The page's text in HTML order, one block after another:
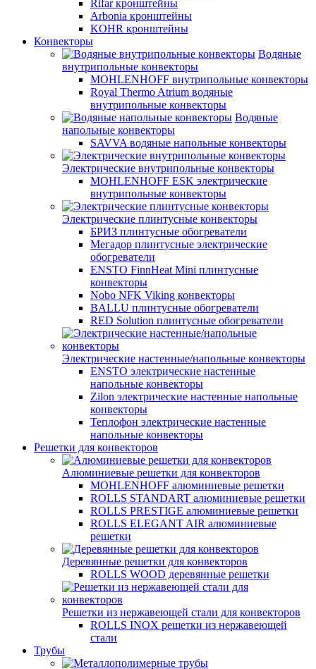
Rifar кронштейны
Arbonia кронштейны
KOHR кронштейны
Конвекторы
Водяные
внутрипольные конвекторы
MOHLENHOFF внутрипольные конвекторы
Royal Thermo Atrium водяные
внутрипольные конвекторы
Водяные
напольные конвекторы
SAVVA водяные напольные конвекторы
Электрические внутрипольные конвекторы
MOHLENHOFF ESK электрические
внутрипольные конвекторы
Электрические плинтусные конвекторы
БРИЗ плинтусные обогреватели
Мегадор плинтусные электрические
обогреватели
ENSTO FinnHeat Mini плинтусные
конвекторы
Nobo NFK Viking конвекторы
BALLU плинтусные обогреватели
RED Solution плинтусные обогреватели
Электрические настенные/напольные конвекторы
ENSTO электрические настенные
напольные конвекторы
Zilon электрические настенные напольные
конвекторы
Теплофон электрические настенные
напольные конвекторы
Решетки для конвекторов
Алюминиевые решетки для конвекторов
MOHLENHOFF алюминиевые решетки
ROLLS STANDART алюминиевые решетки
ROLLS PRESTIGE алюминиевые решетки
ROLLS ELEGANT AIR алюминиевые
решетки
Деревянные решетки для конвекторов
ROLLS WOOD деревянные решетки
Решетки из нержавеющей стали для конвекторов
ROLLS INOX решетки из нержавеющей
стали
Трубы